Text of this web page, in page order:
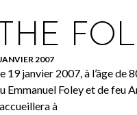
2007
19 janvier 2007, à l’âge de
Emmanuel Foley et de feu
à